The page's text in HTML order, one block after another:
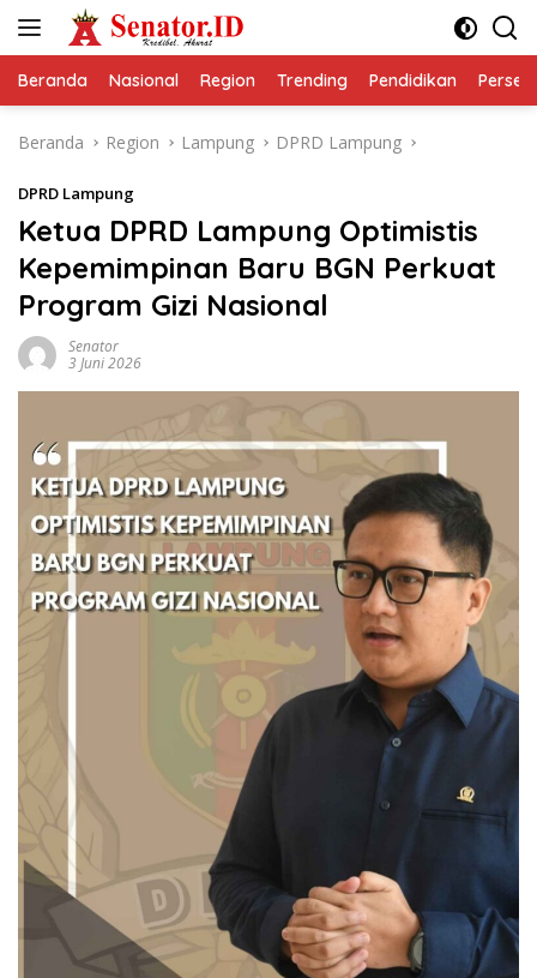
Beranda Nasional Region Trending Pendidikan
Beranda Region Lampung DPRD Lampung
DPRD Lampung
Ketua DPRD Lampung Optimistis
Kepemimpinan Baru BGN Perkuat
Program Gizi Nasional
Senator
3 Juni 2026